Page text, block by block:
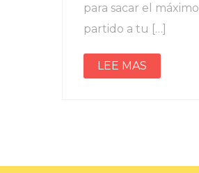
para sacar el máximo
partido a tu […]
LEE MAS